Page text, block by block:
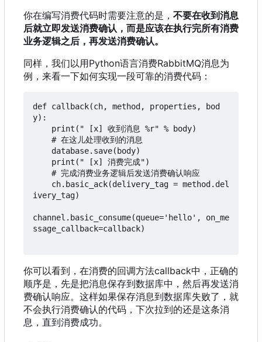
你在编写消费代码时需要注意的是， 不要在收到消息
后就立即发送消费确认，而是应该在执行完所有消费
业务逻辑之后，再发送消费确认。
同样 ， 我们以用Python语言消费RabbitMQ消息为
例 ， 来看一下如何实现一段可靠的消费代码 ：
def callback(ch, method, properties, bod
y):
ivery_tag)
channel.basic_consume(queue='hello', on_me
ssage_callback=callback)
你可以看到 ， 在消费的回调方法callback中 ， 正确的
顺序是 ， 先是把消息保存到数据库中 ， 然后再发送消
费确认响应。这样如果保存消息到数据库失败了 ， 就
不会执行消费确认的代码 ， 下次拉到的还是这条消
息 ， 直到消费成功。